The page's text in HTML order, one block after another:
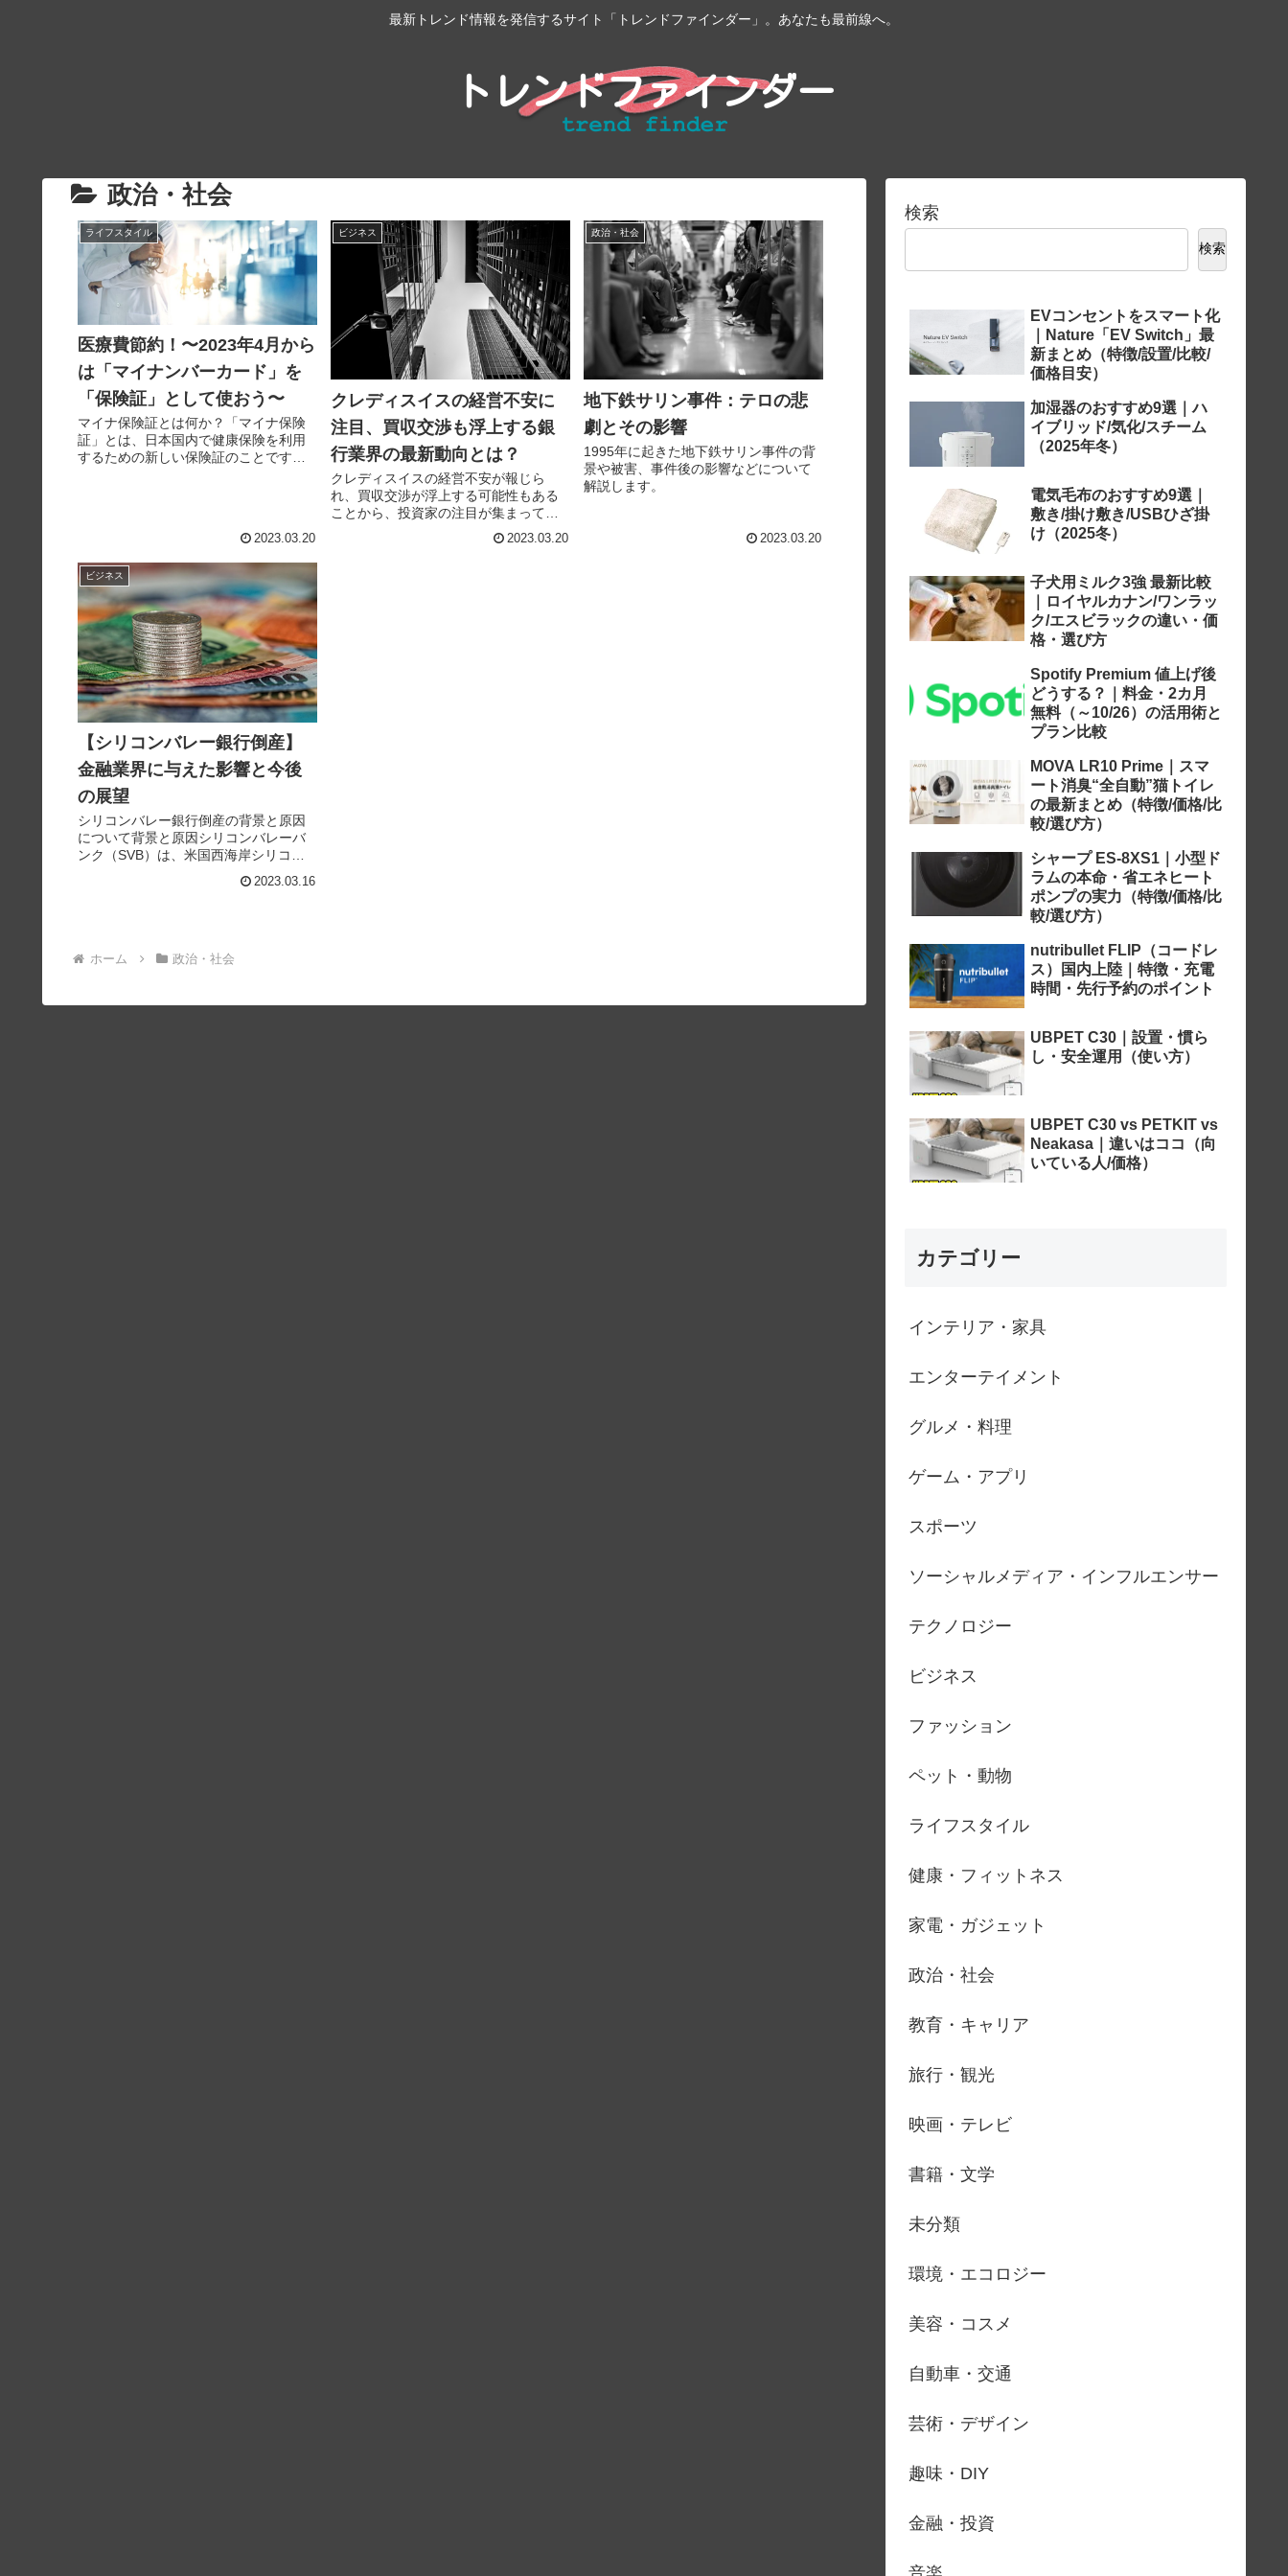
最新トレンド情報を発信するサイト「トレンドファインダー」。あなたも最前線へ。
政治・社会
ライフスタイル
医療費節約！〜2023年4月から
は「マイナンバーカード」を
「保険証」として使おう〜
マイナ保険証とは何か？「マイナ保険
証」とは、日本国内で健康保険を利用
するための新しい保険証のことです。
2023.03.20
ビジネス
クレディスイスの経営不安に
注目、買収交渉も浮上する銀
行業界の最新動向とは？
クレディスイスの経営不安が報じら
れ、買収交渉が浮上する可能性もある
ことから、投資家の注目が集まってい
ます。クレディスイスに関する最新情
2023.03.20
政治・社会
地下鉄サリン事件：テロの悲
劇とその影響
1995年に起きた地下鉄サリン事件の背
景や被害、事件後の影響などについて
解説します。
2023.03.20
ビジネス
【シリコンバレー銀行倒産】
金融業界に与えた影響と今後
の展望
シリコンバレー銀行倒産の背景と原因
について背景と原因シリコンバレーバ
ンク（SVB）は、米国西海岸シリコン
バレーのエコシステムの中核を担って
きた銀行であり、新興企業向け投資を
2023.03.16
ホーム 政治・社会
検索
検索
EVコンセントをスマート化
｜Nature「EV Switch」最
新まとめ（特徴/設置/比較/
価格目安）
加湿器のおすすめ9選｜ハ
イブリッド/気化/スチーム
（2025年冬）
電気毛布のおすすめ9選｜
敷き/掛け敷き/USBひざ掛
け（2025冬）
子犬用ミルク3強 最新比較
｜ロイヤルカナン/ワンラッ
ク/エスビラックの違い・価
格・選び方
Spotify Premium 値上げ後
どうする？｜料金・2カ月
無料（～10/26）の活用術と
プラン比較
MOVA LR10 Prime｜スマ
ート消臭“全自動”猫トイレ
の最新まとめ（特徴/価格/比
較/選び方）
シャープ ES-8XS1｜小型ド
ラムの本命・省エネヒート
ポンプの実力（特徴/価格/比
較/選び方）
nutribullet FLIP（コードレ
ス）国内上陸｜特徴・充電
時間・先行予約のポイント
UBPET C30｜設置・慣ら
し・安全運用（使い方）
UBPET C30 vs PETKIT vs
Neakasa｜違いはココ（向
いている人/価格）
カテゴリー
インテリア・家具
エンターテイメント
グルメ・料理
ゲーム・アプリ
スポーツ
ソーシャルメディア・インフルエンサー
テクノロジー
ビジネス
ファッション
ペット・動物
ライフスタイル
健康・フィットネス
家電・ガジェット
政治・社会
教育・キャリア
旅行・観光
映画・テレビ
書籍・文学
未分類
環境・エコロジー
美容・コスメ
自動車・交通
芸術・デザイン
趣味・DIY
金融・投資